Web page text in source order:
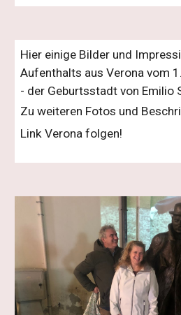
Hier einige Bilder und
Aufenthalts aus Verona vom
- der Geburtsstadt von Emilio
Zu weiteren Fotos und
Link Verona folgen!